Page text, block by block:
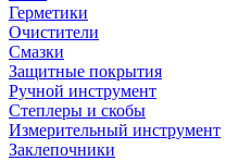
Герметики
Очистители
Смазки
Защитные покрытия
Ручной инструмент
Степлеры и скобы
Измерительный инструмент
Заклепочники